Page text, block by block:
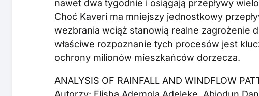
nawet dwa tygodnie i osiągają przepływy
Choć Kaveri ma mniejszy jednostkowy
wezbrania wciąż stanowią realne zagrożenie
właściwe rozpoznanie tych procesów jest
ochrony milionów mieszkańców dorzecza.
ANALYSIS OF RAINFALL AND WINDFLOW